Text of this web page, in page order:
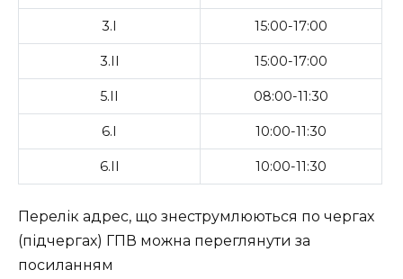
3.І 15:00-17:00
3.ІІ 15:00-17:00
5.ІІ 08:00-11:30
6.І 10:00-11:30
6.ІІ 10:00-11:30
Перелік адрес, що знеструмлюються по чергах
(підчергах) ГПВ можна переглянути за
посиланням